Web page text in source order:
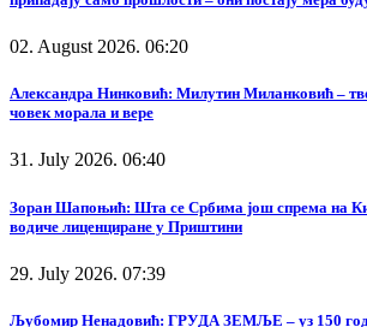
02. August 2026. 06:20
Александра Нинковић: Милутин Миланковић –
човек морала и вере
31. July 2026. 06:40
Зоран Шапоњић: Шта се Србима још спрема на
водиче лиценциране у Приштини
29. July 2026. 07:39
Љубомир Ненадовић: ГРУДА ЗЕМЉЕ – уз 150